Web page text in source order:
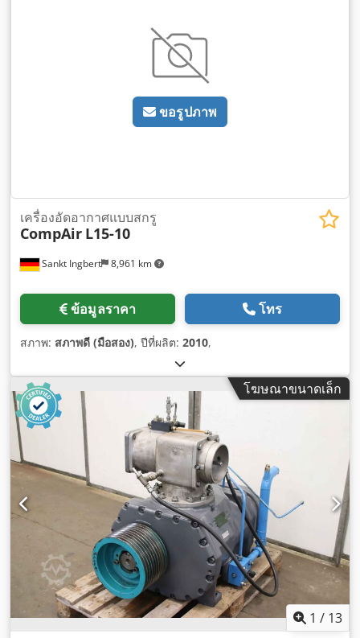
ขอรูปภาพ
Sankt Ingbert 8,961 km
เครื่องอัดอากาศแบบสกรู
CompAir L15-10
ข้อมูลราคา โทร
สภาพ: สภาพดี (มือสอง), ปีที่ผลิต: 2010,
โฆษณาขนาดเล็ก
1 / 13